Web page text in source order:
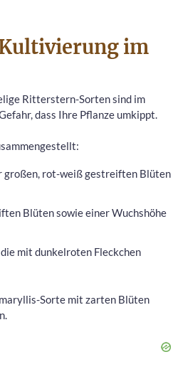
im
Ritterstern-Sorten sind im
dass Ihre Pflanze umkippt.
großen, rot-weiß gestreiften Blüten
Blüten sowie einer Wuchshöhe
mit dunkelroten Fleckchen
Sorte mit zarten Blüten